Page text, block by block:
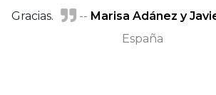
Gracias.
-- Marisa Adánez y
España